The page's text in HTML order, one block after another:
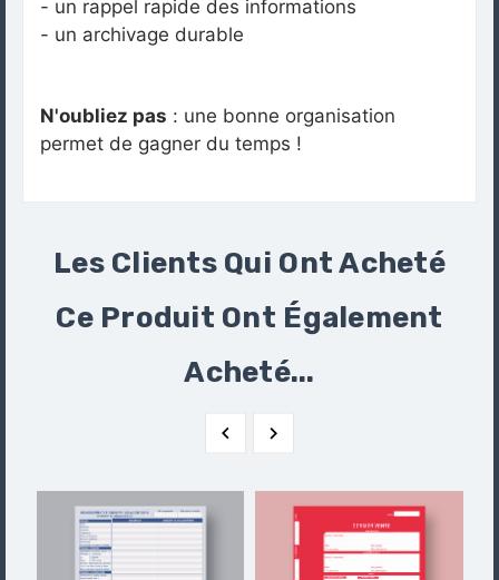
- un rappel rapide des informations
- un archivage durable
N'oubliez pas : une bonne organisation
permet de gagner du temps !
Les Clients Qui Ont Acheté
Ce Produit Ont Également
Acheté...
 